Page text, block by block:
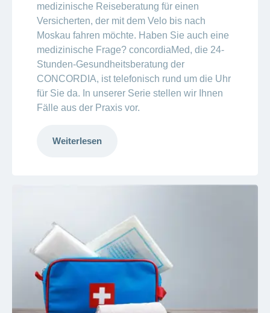
medizinische Reiseberatung für einen
Versicherten, der mit dem Velo bis nach
Moskau fahren möchte. Haben Sie auch eine
medizinische Frage? concordiaMed, die 24-
Stunden-Gesundheitsberatung der
CONCORDIA, ist telefonisch rund um die Uhr
für Sie da. In unserer Serie stellen wir Ihnen
Fälle aus der Praxis vor.
Weiterlesen